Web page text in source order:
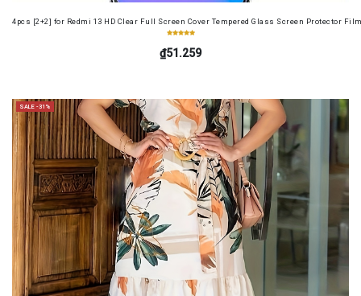
4pcs [2+2] for Redmi 13 HD Clear Full Screen Cover Tempered Glass Screen Protector
₫51.259
SALE -31%